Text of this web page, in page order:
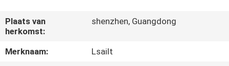
ONGEVEER
ONS
Plaats van
herkomst:
shenzhen, Guangdong
Merknaam:
Lsailt